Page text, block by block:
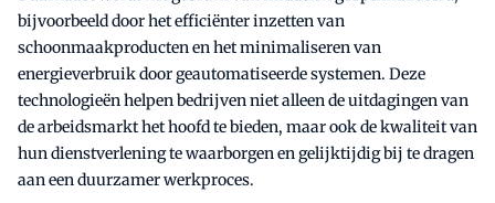
bijvoorbeeld door het efficiënter inzetten van
schoonmaakproducten en het minimaliseren van
energieverbruik door geautomatiseerde systemen. Deze
technologieën helpen bedrijven niet alleen de uitdagingen van
de arbeidsmarkt het hoofd te bieden, maar ook de kwaliteit van
hun dienstverlening te waarborgen en gelijktijdig bij te dragen
aan een duurzamer werkproces.